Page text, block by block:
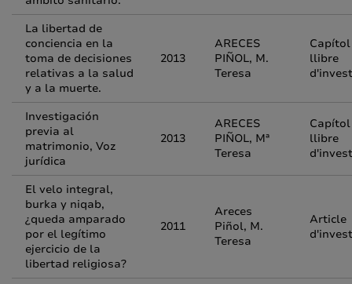
La libertad de
conciencia en la
toma de decisiones
relativas a la salud
y a la muerte.
2013
ARECES
PIÑOL, M.
Teresa
llibre
Investigación
previa al
matrimonio, Voz
jurídica
2013
ARECES
PIÑOL, Mª
Teresa
llibre
El velo integral,
burka y niqab,
¿queda amparado
por el legítimo
ejercicio de la
libertad religiosa?
2011
Areces
Piñol, M.
Teresa
Article